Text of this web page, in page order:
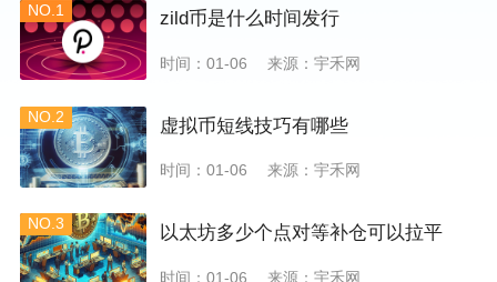
NO.1 zild币是什么时间发行
时间：01-06 来源：宇禾网
NO.2 虚拟币短线技巧有哪些
时间：01-06 来源：宇禾网
NO.3 以太坊多少个点对等补仓可以拉平
时间：01-06 来源：宇禾网